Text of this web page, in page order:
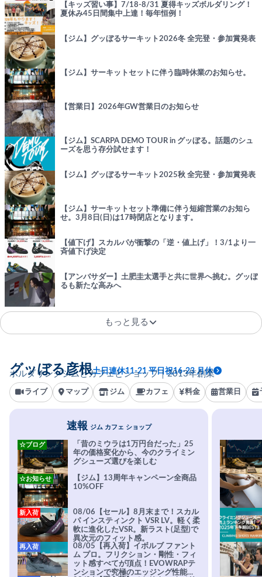
【キッズ習い事】7/18-8/31 夏得キッズボルダリング！
夏休み45日間集中上達！毎年恒例！
【ジム】グッぼるサーキット2026冬 全完登・参加賞発表
【ジム】サーキットセットに伴う臨時休業のお知らせ。
【営業日】2026年GW営業日のお知らせ
【ジム】SCARPA DEMO TOUR in グッぼる。話題のシュ
ーズを思う存分試せます！
【ジム】グッぼるサーキット2025秋 全完登・参加賞発表
【ジム】サーキットセット準備に伴う短縮営業のお知ら
せ。3月8日(日)は17時閉店となります。
【値下げ】スカルパが衝撃の「逆・値上げ」！3/1より一
斉値下げ決定
【アンバサダー】土肥圭太選手と共に世界へ挑む。グッぼ
るも新たな高みへ
もっと見る
ボルダリングジムとカフェとショップ｜2013年創業
グッぼる彦根土日連休11-21 平日祝16-23 月休
ライブ マップ ジム カフェ 料金 営業日
速報 ジム カフェ ショップ
「昔のミウラは1万円台だった」25
年の価格変化から、今のクライミン
グシューズ選びを楽しむ
☆ブログ
【ジム】13周年キャンペーン全商品
10%OFF
☆お知らせ
08/06【セール】8月末まで！スカル
パ インスティンクト VSR LV。軽く柔
軟に進化したVSR。新ラスト(足型)で
異次元のフィット感。
新入荷
08/05【再入荷】イボルブ ファント
ム プロ。フリクション・剛性・フィ
ット感すべてが頂点！EVOWRAPテ
ンションで究極のエッジング性能を
再入荷